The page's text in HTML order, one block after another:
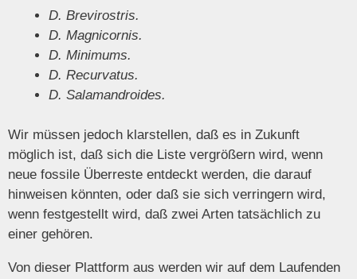
D. Brevirostris.
D. Magnicornis.
D. Minimums.
D. Recurvatus.
D. Salamandroides.
Wir müssen jedoch klarstellen, daß es in Zukunft
möglich ist, daß sich die Liste vergrößern wird, wenn
neue fossile Überreste entdeckt werden, die darauf
hinweisen könnten, oder daß sie sich verringern wird,
wenn festgestellt wird, daß zwei Arten tatsächlich zu
einer gehören.
Von dieser Plattform aus werden wir auf dem Laufenden